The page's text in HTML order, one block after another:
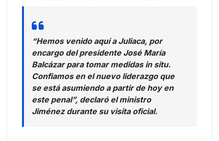
“Hemos venido aquí a Juliaca, por
encargo del presidente José María
Balcázar para tomar medidas in situ.
Confiamos en el nuevo liderazgo que
se está asumiendo a partir de hoy en
este penal”, declaró el ministro
Jiménez durante su visita oficial.